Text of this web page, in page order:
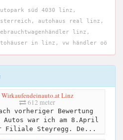
süd 4030 linz,
autohaus real linz,
linz,
in linz, vw händler oö
Wirkaufendeinauto.at Linz
612 meter
vorheriger Bewertung
Autos war ich am 8.April
Filiale Steyregg. De...